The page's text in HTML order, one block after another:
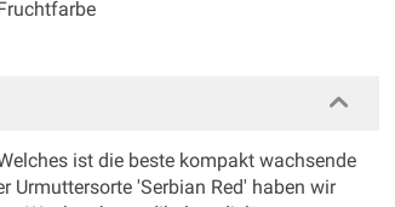
ist die beste kompakt wachsende
Urmuttersorte 'Serbian Red' haben wir